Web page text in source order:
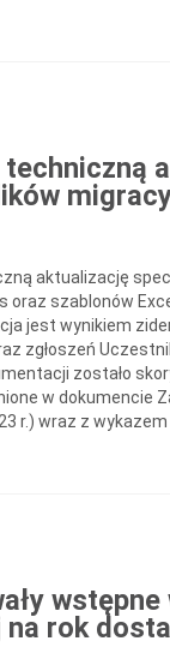
techniczną
aktualizację
oraz szablonów
jest wynikiem
zgłoszeń
zostało
w dokumencie
r.) wraz z
wstępne
na rok